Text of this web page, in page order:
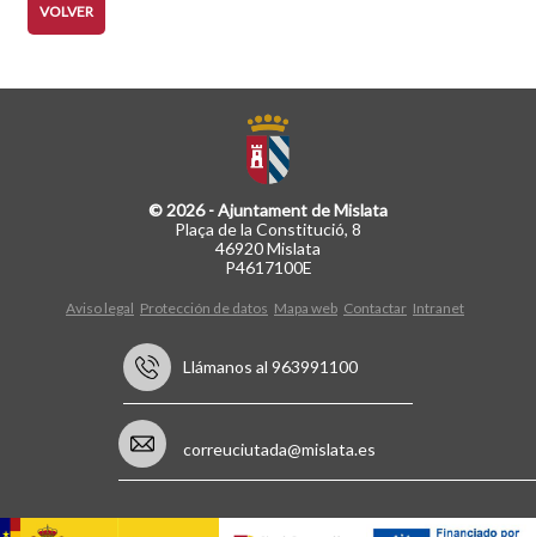
VOLVER
© 2026 - Ajuntament de Mislata
Plaça de la Constitució, 8
46920 Mislata
P4617100E
Aviso legal Protección de datos Mapa web Contactar Intranet
Llámanos al 963991100
correuciutada@mislata.es